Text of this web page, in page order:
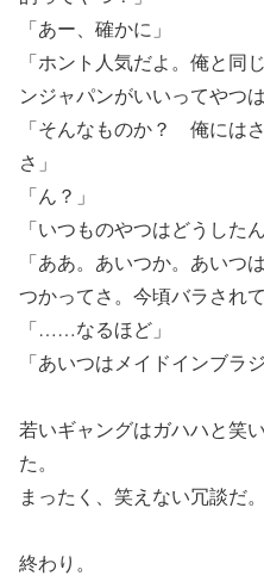
「あー、確かに」
「ホント人気だよ。俺と同
ンジャパンがいいってやつ
「そんなものか？ 俺には
さ」
「ん？」
「いつものやつはどうした
「ああ。あいつか。あいつ
つかってさ。今頃バラされ
「……なるほど」
「あいつはメイドインブラ
若いギャングはガハハと笑
た。
まったく、笑えない冗談だ。
終わり。